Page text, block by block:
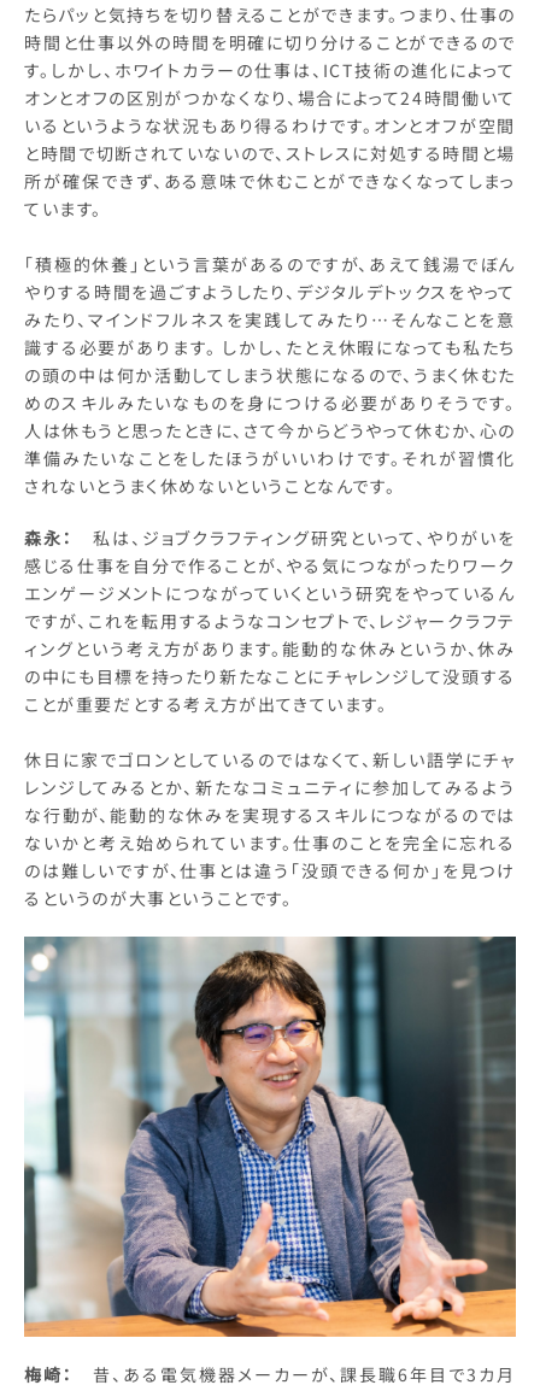
たらパッと気持ちを切り替えることができます。つまり、仕事の
時間と仕事以外の時間を明確に切り分けることができるので
す。しかし、ホワイトカラーの仕事は、ICT技術の進化によって
オンとオフの区別がつかなくなり、場合によって24時間働いて
いるというような状況もあり得るわけです。オンとオフが空間
と時間で切断されていないので、ストレスに対処する時間と場
所が確保できず、ある意味で休むことができなくなってしまっ
ています。
「積極的休養」という言葉があるのですが、あえて銭湯でぼん
やりする時間を過ごすようしたり、デジタルデトックスをやって
みたり、マインドフルネスを実践してみたり…そんなことを意
識する必要があります。 しかし、たとえ休暇になっても私たち
の頭の中は何か活動してしまう状態になるので、うまく休むた
めのスキルみたいなものを身につける必要がありそうです。
人は休もうと思ったときに、さて今からどうやって休むか、心の
準備みたいなことをしたほうがいいわけです。それが習慣化
されないとうまく休めないということなんです。
森永：
私は、ジョブクラフティング研究といって、やりがいを
感じる仕事を自分で作ることが、やる気につながったりワーク
エンゲージメントにつながっていくという研究をやっているん
ですが、これを転用するようなコンセプトで、レジャークラフテ
ィングという考え方があります。能動的な休みというか、休み
の中にも目標を持ったり新たなことにチャレンジして没頭する
ことが重要だとする考え方が出てきています。
休日に家でゴロンとしているのではなくて、新しい語学にチャ
レンジしてみるとか、新たなコミュニティに参加してみるよう
な行動が、能動的な休みを実現するスキルにつながるのでは
ないかと考え始められています。仕事のことを完全に忘れる
のは難しいですが、仕事とは違う「没頭できる何か」を見つけ
るというのが大事ということです。
梅崎：昔、ある電気機器メーカーが、課長職6年目で3カ月